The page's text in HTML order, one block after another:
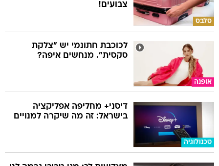
סלבס
צבועים!
אופנה
לכוכבת חתונמי יש "צלקת
סקסית". מנחשים איפה?
טכנולוגיה
דיסני+ מחליפה אפליקציה
בישראל: זה מה שיקרה למנויים